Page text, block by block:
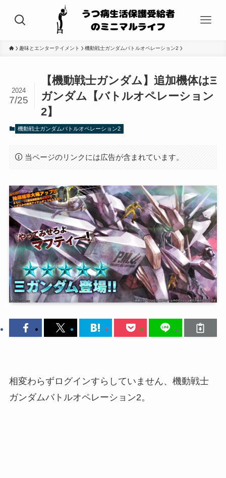
趣味とエンターテイメント 機動戦士ガンダムバトルオペレーション2
【機動戦士ガンダム】追加機体はΞ
ガンダム【バトルオペレーション
2】
2024
7/25
機動戦士ガンダムバトルオペレーション2
当ページのリンクには広告が含まれています。
相変わらずログインすらしていません、機動戦士
ガンダムバトルオペレーション2。